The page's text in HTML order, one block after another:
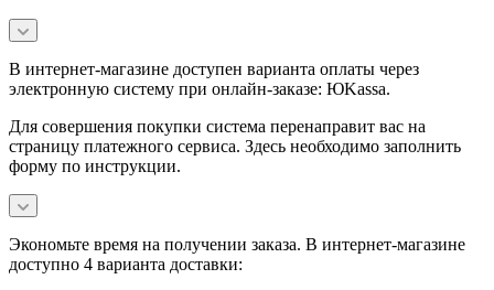
В интернет-магазине доступен варианта оплаты через
электронную систему при онлайн-заказе: ЮKassa.
Для совершения покупки система перенаправит вас на
страницу платежного сервиса. Здесь необходимо заполнить
форму по инструкции.
Экономьте время на получении заказа. В интернет-магазине
доступно 4 варианта доставки: